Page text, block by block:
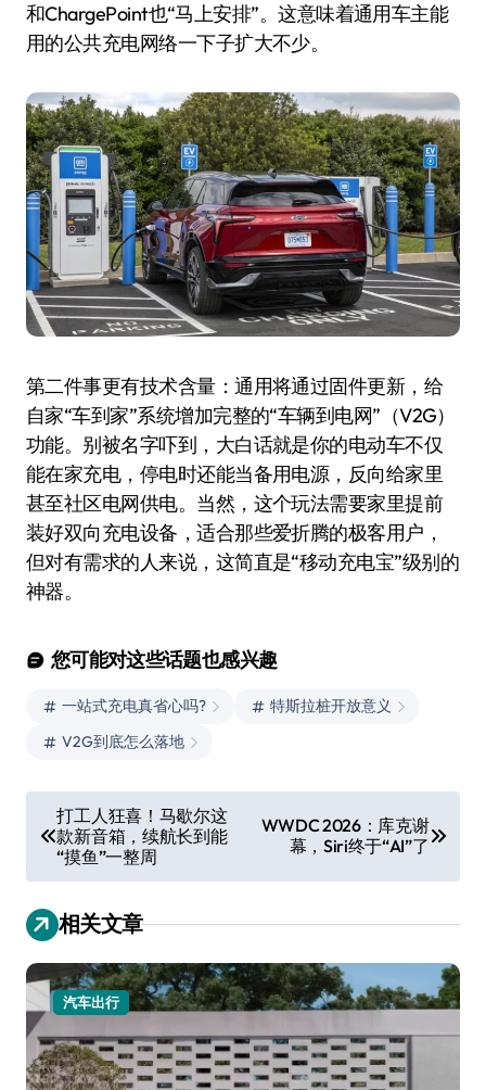
和ChargePoint也“马上安排”。这意味着通用车主能
用的公共充电网络一下子扩大不少。
第二件事更有技术含量：通用将通过固件更新，给
自家“车到家”系统增加完整的“车辆到电网”（V2G）
功能。别被名字吓到，大白话就是你的电动车不仅
能在家充电，停电时还能当备用电源，反向给家里
甚至社区电网供电。当然，这个玩法需要家里提前
装好双向充电设备，适合那些爱折腾的极客用户，
但对有需求的人来说，这简直是“移动充电宝”级别的
神器。
您可能对这些话题也感兴趣
一站式充电真省心吗?
特斯拉桩开放意义
V2G到底怎么落地
章
导
航
打工人狂喜！马歇尔这
款新音箱，续航长到能
“摸鱼”一整周
WWDC 2026：库克谢
幕，Siri终于“AI”了
相关文章
汽车出行